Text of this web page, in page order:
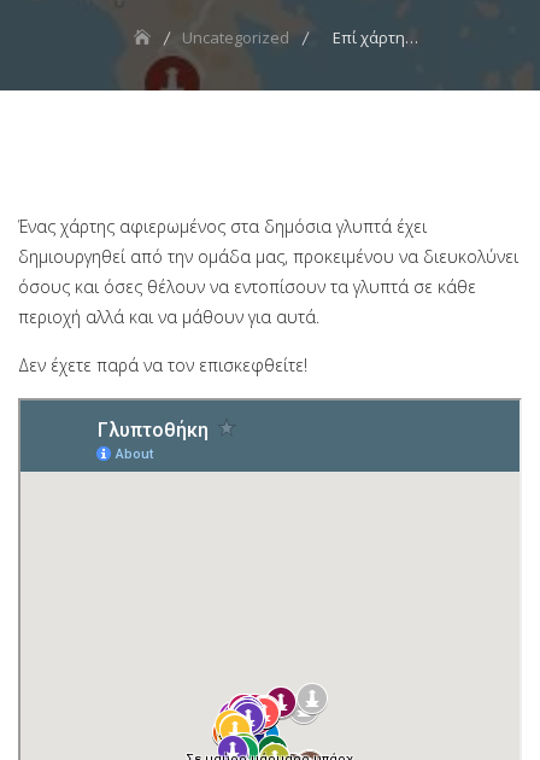
Uncategorized Επί χάρτη…
Ένας χάρτης αφιερωμένος στα δημόσια γλυπτά έχει
δημιουργηθεί από την ομάδα μας, προκειμένου να διευκολύνει
όσους και όσες θέλουν να εντοπίσουν τα γλυπτά σε κάθε
περιοχή αλλά και να μάθουν για αυτά.
Δεν έχετε παρά να τον επισκεφθείτε!